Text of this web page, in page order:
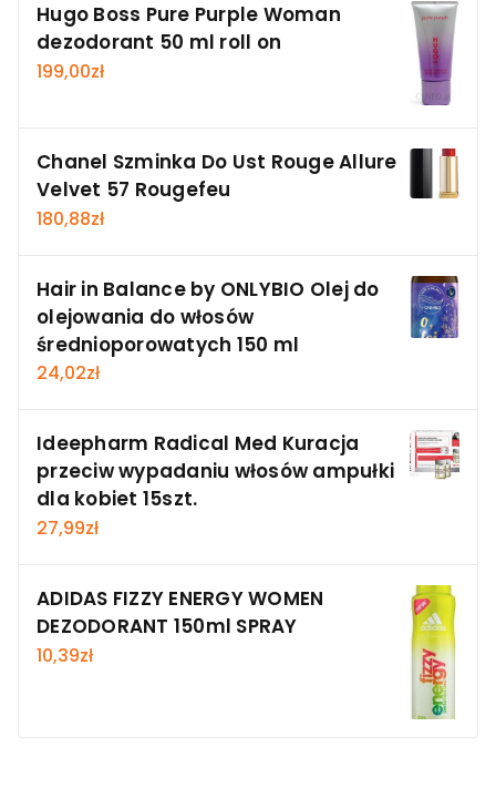
Hugo Boss Pure Purple Woman
dezodorant 50 ml roll on
199,00zł
Chanel Szminka Do Ust Rouge Allure
Velvet 57 Rougefeu
180,88zł
Hair in Balance by ONLYBIO Olej do
olejowania do włosów
średnioporowatych 150 ml
24,02zł
Ideepharm Radical Med Kuracja
przeciw wypadaniu włosów ampułki
dla kobiet 15szt.
27,99zł
ADIDAS FIZZY ENERGY WOMEN
DEZODORANT 150ml SPRAY
10,39zł